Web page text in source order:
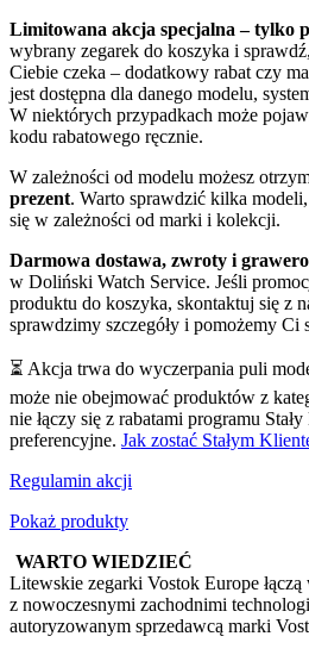
Limitowana akcja specjalna – tylko
wybrany zegarek do koszyka i
Ciebie czeka – dodatkowy rabat czy
jest dostępna dla danego modelu,
W niektórych przypadkach może
kodu rabatowego ręcznie.
W zależności od modelu możesz
prezent. Warto sprawdzić kilka
się w zależności od marki i kolekcji.
Darmowa dostawa, zwroty i
w Doliński Watch Service. Jeśli
produktu do koszyka, skontaktuj się z
sprawdzimy szczegóły i pomożemy Ci
⏳ Akcja trwa do wyczerpania puli
może nie obejmować produktów z
nie łączy się z rabatami programu
preferencyjne. Jak zostać Stałym
Regulamin akcji
Pokaż produkty
WARTO WIEDZIEĆ
Litewskie zegarki Vostok Europe
z nowoczesnymi zachodnimi
autoryzowanym sprzedawcą marki